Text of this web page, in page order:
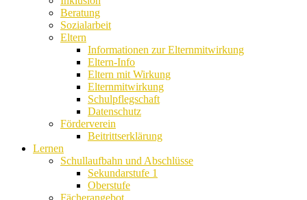
Beratung
Sozialarbeit
Eltern
Informationen zur Elternmitwirkung
Eltern-Info
Eltern mit Wirkung
Elternmitwirkung
Schulpflegschaft
Datenschutz
Förderverein
Beitrittserklärung
Lernen
Schullaufbahn und Abschlüsse
Sekundarstufe 1
Oberstufe
Fächerangebot